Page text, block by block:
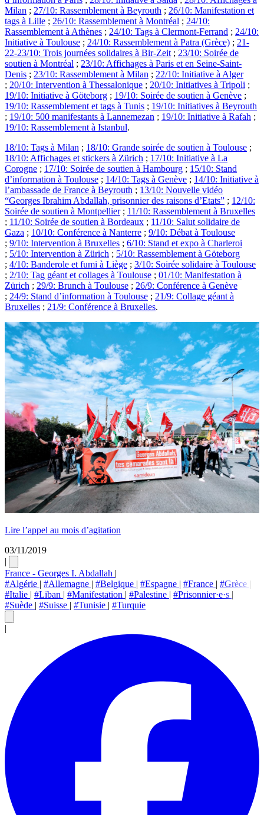
Milan ; 27/10: Rassemblement à Beyrouth ; 26/10: Manifestation et
tags à Lille ; 26/10: Rassemblement à Montréal ; 24/10:
Rassemblement à Athènes ; 24/10: Tags à Clermont-Ferrand ; 24/10:
Initiative à Toulouse ; 24/10: Rassemblement à Patra (Grèce) ; 21-
22-23/10: Trois journées solidaires à Bir-Zeit ; 23/10: Soirée de
soutien à Montréal ; 23/10: Affichages à Paris et en Seine-Saint-
Denis ; 23/10: Rassemblement à Milan ; 22/10: Initiative à Alger
; 20/10: Intervention à Thessalonique ; 20/10: Initiatives à Tripoli ;
19/10: Initiative à Göteborg ; 19/10: Soirée de soutien à Genève ;
19/10: Rassemblement et tags à Tunis ; 19/10: Initiatives à Beyrouth
; 19/10: 500 manifestants à Lannemezan ; 19/10: Initiative à Rafah ;
19/10: Rassemblement à Istanbul.
18/10: Tags à Milan ; 18/10: Grande soirée de soutien à Toulouse ;
18/10: Affichages et stickers à Zürich ; 17/10: Initiative à La
Corogne ; 17/10: Soirée de soutien à Hambourg ; 15/10: Stand
d’information à Toulouse ; 14/10: Tags à Genève ; 14/10: Initiative à
l’ambassade de France à Beyrouth ; 13/10: Nouvelle vidéo
“Georges Ibrahim Abdallah, prisonnier des raisons d’Etats” ; 12/10:
Soirée de soutien à Montpellier; 11/10: Rassemblement à Bruxelles
; 11/10: Soirée de soutien à Bordeaux ; 11/10: Salut solidaire de
Gaza ; 10/10: Conférence à Nanterre ; 9/10: Débat à Toulouse
; 9/10: Intervention à Bruxelles ; 6/10: Stand et expo à Charleroi
; 5/10: Intervention à Zürich ; 5/10: Rassemblement à Göteborg
; 4/10: Banderole et fumi à Liège ; 3/10: Soirée solidaire à Toulouse
; 2/10: Tag géant et collages à Toulouse ; 01/10: Manifestation à
Zürich ; 29/9: Brunch à Toulouse ; 26/9: Conférence à Genève
; 24/9: Stand d’information à Toulouse ; 21/9: Collage géant à
Bruxelles ; 21/9: Conférence à Bruxelles.
Lire l’appel au mois d’agitation
03/11/2019
|
France - Georges I. Abdallah |
#Algérie | #Allemagne | #Belgique | #Espagne | #France | #Grèce |
#Italie | #Liban | #Manifestation | #Palestine | #Prisonnier·e·s |
#Suède | #Suisse | #Tunisie | #Turquie
|